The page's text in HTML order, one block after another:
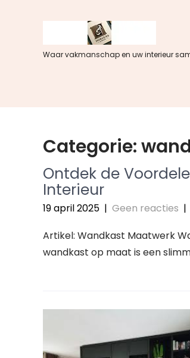
Waar vakmanschap en uw interieur
Categorie:
Ontdek de
Interieur
19 april 2025 | Geen reacties |
Artikel: Wandkast Maatwerk
wandkast op maat is een